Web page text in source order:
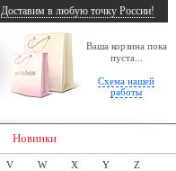
Ваша корзина пока
пуста...
Схема нашей
работы
Доставим в любую точку России!
Новинки
V W X Y Z